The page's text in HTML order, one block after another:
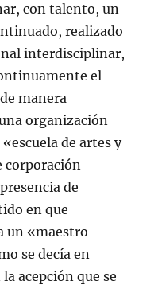
con talento, un
realizado
interdisciplinar,
el
manera
organización
de artes y
corporación
de
en que
un «maestro
se decía en
acepción que se